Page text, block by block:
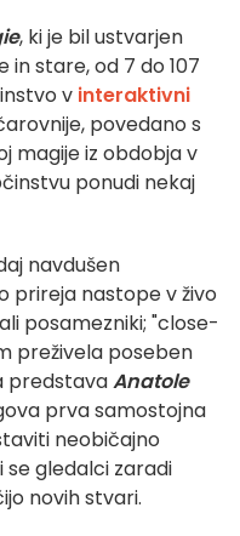
, ki je bil ustvarjen
in stare, od 7 do 107
v interaktivni
povedano s
magije iz obdobja v
ponudi nekaj
navdušen
prireja nastope v živo
posamezniki; "close-
preživela poseben
predstavaAnatole
prva samostojna
neobičajno
gledalci zaradi
novih stvari.